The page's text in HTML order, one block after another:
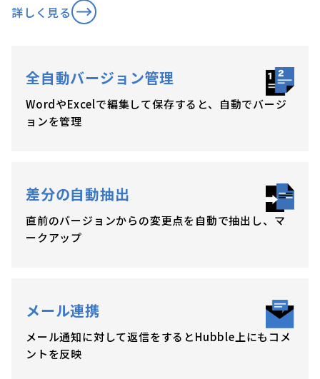
詳しく見る
全自動バージョン管理
WordやExcelで編集して保存すると、自動でバージ
ョンを管理
差分の自動抽出
直前のバージョンからの変更点を自動で抽出し、マ
ークアップ
メール連携
メール通知に対して返信をするとHubble上にもコメ
ントを反映